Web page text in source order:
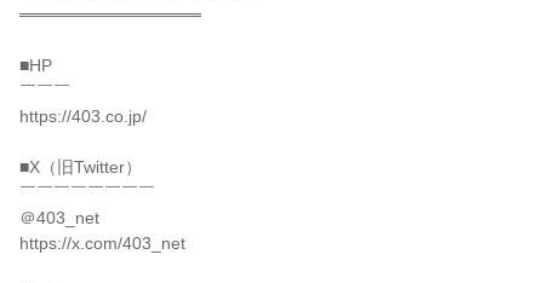
═══════════════
■HP
￣￣￣
https://403.co.jp/
■X（旧Twitter）
￣￣￣￣￣￣￣￣
＠403_net
https://x.com/403_net